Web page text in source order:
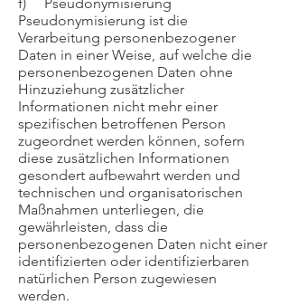
Pseudonymisierung ist die
Verarbeitung personenbezogener
Daten in einer Weise, auf welche die
personenbezogenen Daten ohne
Hinzuziehung zusätzlicher
Informationen nicht mehr einer
spezifischen betroffenen Person
zugeordnet werden können, sofern
diese zusätzlichen Informationen
gesondert aufbewahrt werden und
technischen und organisatorischen
Maßnahmen unterliegen, die
gewährleisten, dass die
personenbezogenen Daten nicht einer
identifizierten oder identifizierbaren
natürlichen Person zugewiesen
werden.